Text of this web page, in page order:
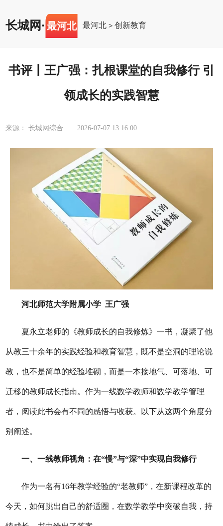
长城网· 最河北 最河北 >创新教育
书评丨王广强：扎根课堂的自我修行 引
领成长的实践智慧
来源： 长城网综合 2026-07-07 13:16:00
河北师范大学附属小学 王广强
夏永立老师的《教师成长的自我修炼》一书，凝聚了他
从教三十余年的实践经验和教育智慧 ，既不是空洞的理论说
教，也不是简单的经验堆砌，而是一本接地气、可落地、可
迁移的教师成长指南。作为一线数学教师和数学教学管理
者，阅读此书会有不同的感悟与收获。以下从这两个角度分
别阐述。
一、一线教师视角：在“慢”与“深”中实现自我修行
作为一名有16年教学经验的“老教师”，在新课程改革的
今天，如何跳出自己的舒适圈，在数学教学中突破自我，持